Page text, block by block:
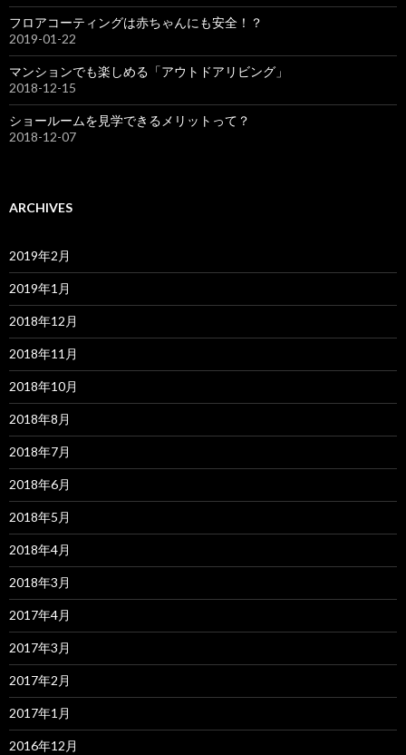
フロアコーティングは赤ちゃんにも安全！？
2019-01-22
マンションでも楽しめる「アウトドアリビング」
2018-12-15
ショールームを見学できるメリットって？
2018-12-07
ARCHIVES
2019年2月
2019年1月
2018年12月
2018年11月
2018年10月
2018年8月
2018年7月
2018年6月
2018年5月
2018年4月
2018年3月
2017年4月
2017年3月
2017年2月
2017年1月
2016年12月